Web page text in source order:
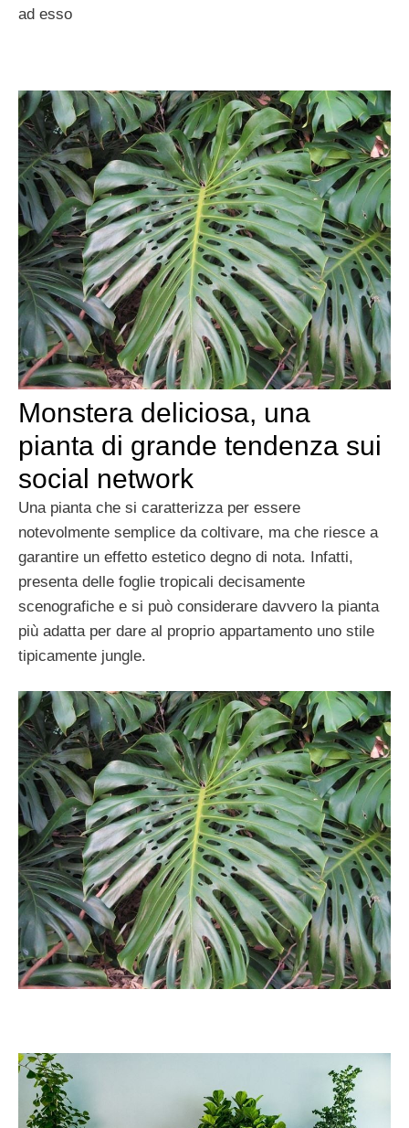
ad esso
Monstera deliciosa, una
pianta di grande tendenza sui
social network
Una pianta che si caratterizza per essere
notevolmente semplice da coltivare, ma che riesce a
garantire un effetto estetico degno di nota. Infatti,
presenta delle foglie tropicali decisamente
scenografiche e si può considerare davvero la pianta
più adatta per dare al proprio appartamento uno stile
tipicamente jungle.